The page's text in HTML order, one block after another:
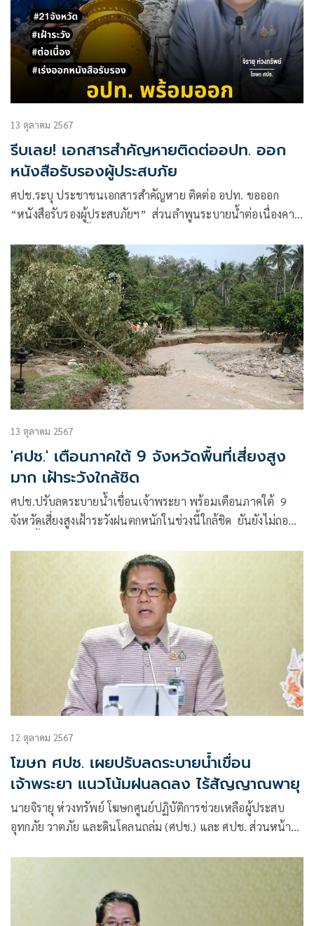
13 ตุลาคม 2567
รีบเลย! เอกสารสำคัญหายติดต่ออปท. ออก
หนังสือรับรองผู้ประสบภัย
ศปช.ระบุ ประชาชนเอกสารสำคัญหาย ติดต่อ อปท. ขอออก
“หนังสือรับรองผู้ประสบภัยฯ” ส่วนลำพูนระบายน้ำต่อเนื่องคาด
13 ตุลาคม 2567
'ศปช.' เตือนภาคใต้ 9 จังหวัดพื้นที่เสี่ยงสูง
มาก เฝ้าระวังใกล้ชิด
ศปช.ปรับลดระบายน้ำเขื่อนเจ้าพระยา พร้อมเตือนภาคใต้ 9
จังหวัดเสี่ยงสูงเฝ้าระวังฝนตกหนักในช่วงนี้ใกล้ชิด ยันยังไม่ถอน
12 ตุลาคม 2567
โฆษก ศปช. เผยปรับลดระบายน้ำเขื่อน
เจ้าพระยา แนวโน้มฝนลดลง ไร้สัญญาณพายุ
นายจิรายุ ห่วงทรัพย์ โฆษกศูนย์ปฏิบัติการช่วยเหลือผู้ประสบ
อุทกภัย วาตภัย และดินโคลนถล่ม (ศปช.) และ ศปช. ส่วนหน้า
เจ้าพระยา สถานี C.2 นครสวรรค์ 2,225 ลบ.ม./วินาที